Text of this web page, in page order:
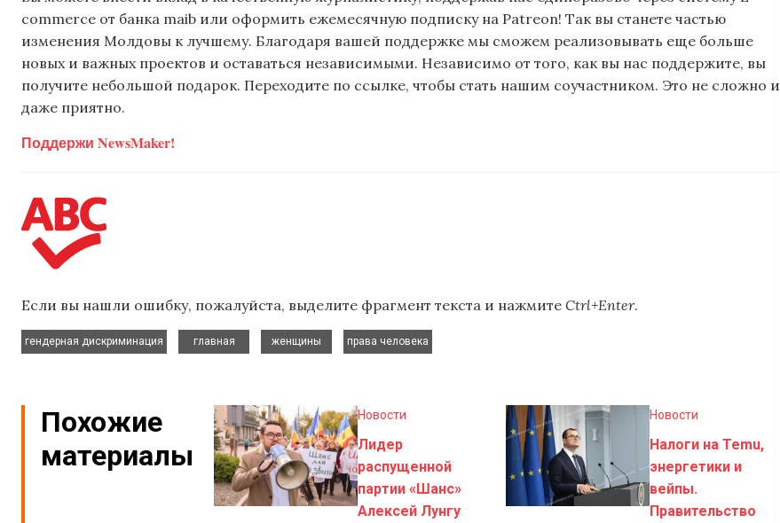
commerce от банка maib или оформить ежемесячную подписку на Patreon! Так вы станете частью
изменения Молдовы к лучшему. Благодаря вашей поддержке мы сможем реализовывать еще больше
новых и важных проектов и оставаться независимыми. Независимо от того, как вы нас поддержите, вы
получите небольшой подарок. Переходите по ссылке, чтобы стать нашим соучастником. Это не сложно и
даже приятно.
Поддержи NewsMaker!
Если вы нашли ошибку, пожалуйста, выделите фрагмент текста и нажмите Ctrl+Enter.
гендерная дискриминация
главная
женщины
права человека
Похожие
материалы
Новости
Лидер
распущенной
партии «Шанс»
Алексей Лунгу
Новости
Налоги на Temu,
энергетики и
вейпы.
Правительство